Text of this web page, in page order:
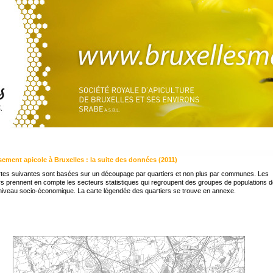
apicole à Bruxelles : la suite des données (2011)
suivantes sont basées sur un découpage par quartiers et non plus par communes. Les
prennent en compte les secteurs statistiques qui regroupent des groupes de populations
socio-économique. La carte légendée des quartiers se trouve en annexe.